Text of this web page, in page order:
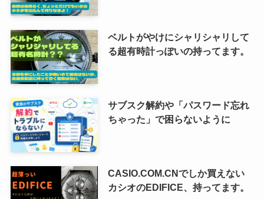
ベルトがやけにシャリシャリして
る超有時計っぽいの持ってます。
サブスク解約や「パスワード忘れ
ちゃった」で困らないように
CASIO.COM.CNでしか買えない
カシオのEDIFICE、持ってます。